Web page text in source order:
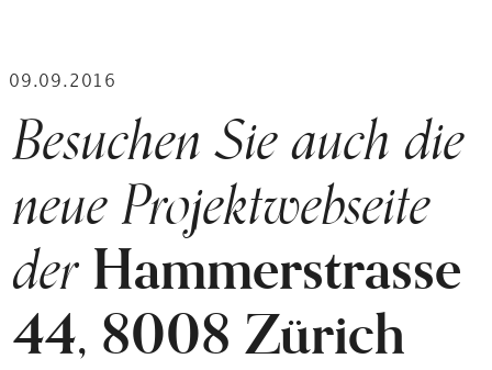
Besuchen Sie auch die
neue Projektwebseite
der Hammerstrasse
44, 8008 Zürich
09.09.2016